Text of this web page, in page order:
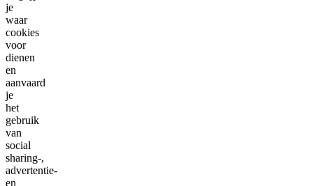
je
waar
cookies
voor
dienen
en
aanvaard
je
het
gebruik
van
social
sharing-,
advertentie-
en